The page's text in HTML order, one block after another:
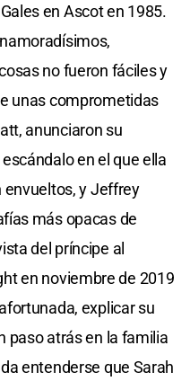
en Ascot en 1985.
no fueron fáciles y
unas comprometidas
anunciaron su
en el que ella
envueltos, y Jeffrey
más opacas de
del príncipe al
en noviembre de 2019
explicar su
paso atrás en la familia
entenderse que Sarah